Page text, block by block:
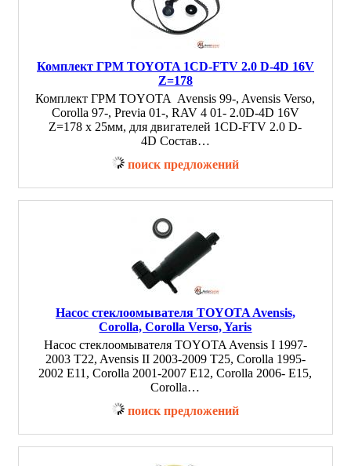
Комплект ГРМ TOYOTA 1CD-FTV 2.0 D-4D 16V
Z=178
Комплект ГРМ TOYOTA Avensis 99-, Avensis Verso,
Corolla 97-, Previa 01-, RAV 4 01- 2.0D-4D 16V
Z=178 х 25мм, для двигателей 1CD-FTV 2.0 D-
4D Состав…
поиск предложений
Насос стеклоомывателя TOYOTA Avensis,
Corolla, Corolla Verso, Yaris
Насос стеклоомывателя TOYOTA Avensis I 1997-
2003 T22, Avensis II 2003-2009 T25, Corolla 1995-
2002 E11, Corolla 2001-2007 E12, Corolla 2006- E15,
Corolla…
поиск предложений